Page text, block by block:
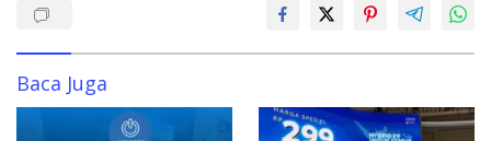
Baca Juga